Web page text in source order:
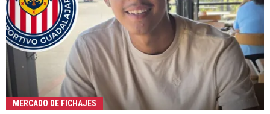
MERCADO DE FICHAJES